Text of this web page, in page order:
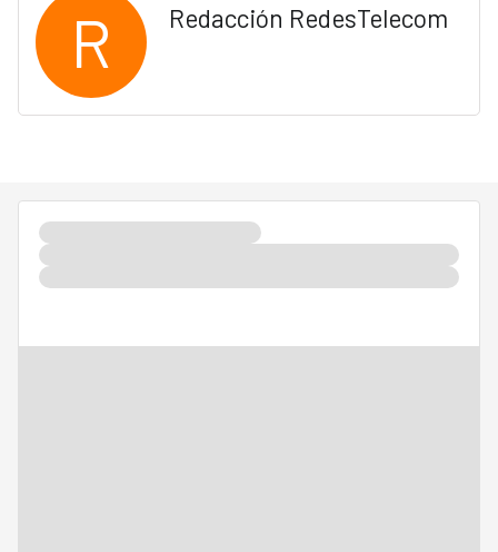
R Redacción RedesTelecom